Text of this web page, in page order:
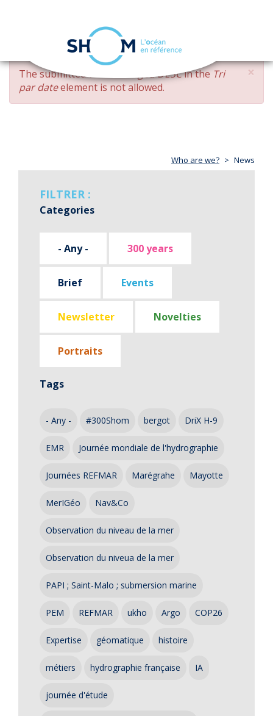
Skip
main
content
navigation
×
ERROR
MESSAGE
The submitted value changed DESCin the Tri
par dateelement is not allowed.
Who are we? News
FILTRER :
Categories
- Any - 300 years
Brief Events
Newsletter Novelties
Portraits
Tags
- Any - #300Shom bergot DriX H-9
EMR Journée mondiale de l'hydrographie
Journées REFMAR Marégrahe Mayotte
MerIGéo Nav&Co
Observation du niveau de la mer
Observation du niveua de la mer
PAPI ; Saint-Malo ; submersion marine
PEM REFMAR ukho Argo COP26
Expertise géomatique histoire
métiers hydrographie française IA
journée d'étude